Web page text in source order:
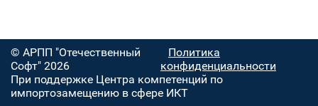
© АРПП "Отечественный
Софт" 2026
Политика
конфиденциальности
При поддержке Центра компетенций по
импортозамещению в сфере ИКТ